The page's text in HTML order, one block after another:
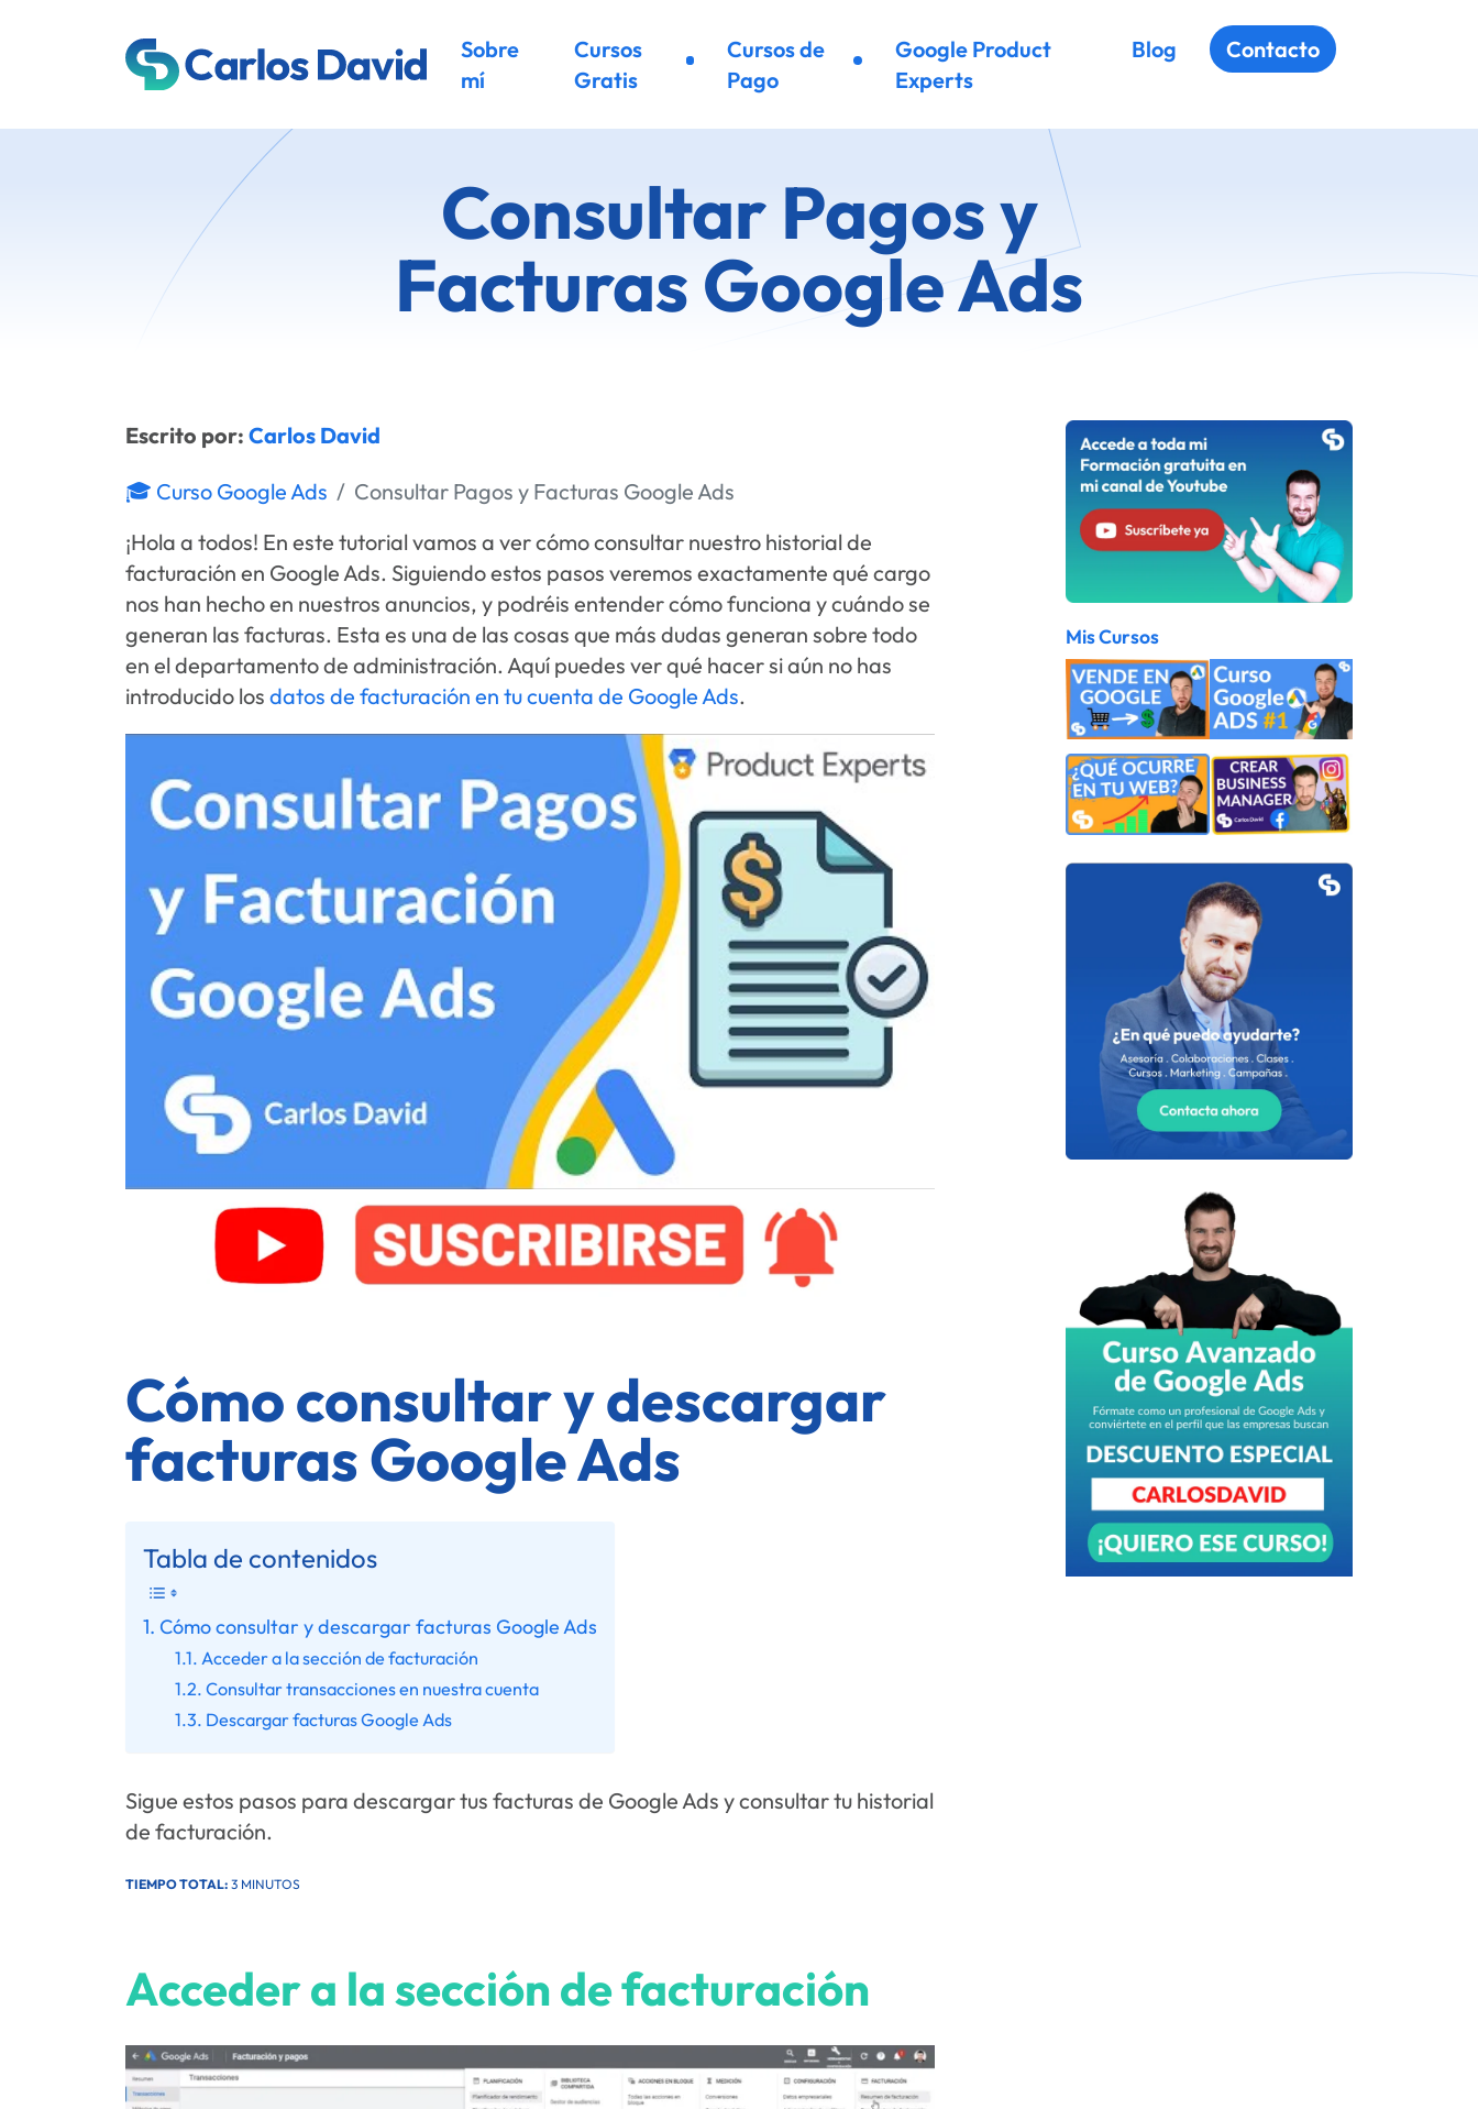
Sobre
mí
Cursos
Gratis
Cursos de
Pago
Google Product
Experts
Blog Contacto
Consultar Pagos y
Facturas Google Ads
Escrito por: Carlos David
🎓 Curso Google Ads
Consultar Pagos y Facturas Google Ads
¡Hola a todos! En este tutorial vamos a ver cómo consultar nuestro historial de
facturación en Google Ads. Siguiendo estos pasos veremos exactamente qué cargo
nos han hecho en nuestros anuncios, y podréis entender cómo funciona y cuándo se
generan las facturas. Esta es una de las cosas que más dudas generan sobre todo
en el departamento de administración. Aquí puedes ver qué hacer si aún no has
introducido los datos de facturación en tu cuenta de Google Ads.
Cómo consultar y descargar
facturas Google Ads
Tabla de contenidos
Cómo consultar y descargar facturas Google Ads
Acceder a la sección de facturación
Consultar transacciones en nuestra cuenta
Descargar facturas Google Ads
Sigue estos pasos para descargar tus facturas de Google Ads y consultar tu historial
de facturación.
TIEMPO TOTAL: 3 MINUTOS
Acceder a la sección de facturación
Mis Cursos